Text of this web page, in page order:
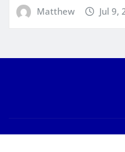
Matthew Jul 9,